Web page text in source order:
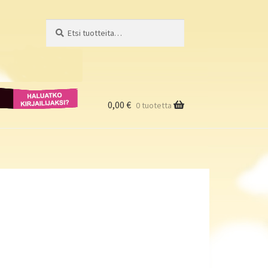
Haluatko
kirjailijaksi?
0,00 € 0 tuotetta